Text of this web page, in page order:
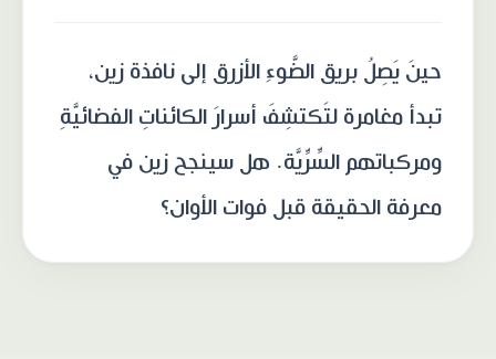
حينَ يَصِلُ بريق الضَّوءِ الأزرق إلى نافذة زين،
تبدأ مغامرة لتَكتشِفَ أسرارَ الكائناتِ الفضائيَّةِ
ومركباتهم السِّرِّيَّة. هل سينجح زين في
معرفة الحقيقة قبل فوات الأوان؟